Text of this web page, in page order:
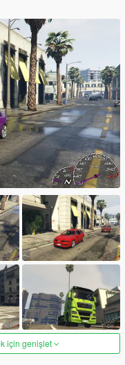
için genişlet